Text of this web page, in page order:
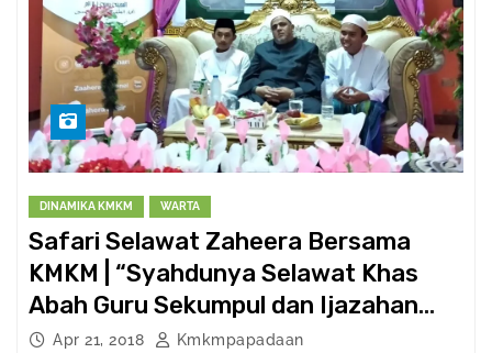
DINAMIKA KMKM WARTA
Safari Selawat Zaheera Bersama
KMKM | “Syahdunya Selawat Khas
Abah Guru Sekumpul dan Ijazahan
Qasidah Burdah”
Apr 21, 2018 Kmkmpapadaan